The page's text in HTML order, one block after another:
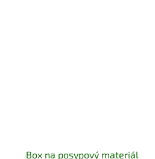
Box na posypový materiál